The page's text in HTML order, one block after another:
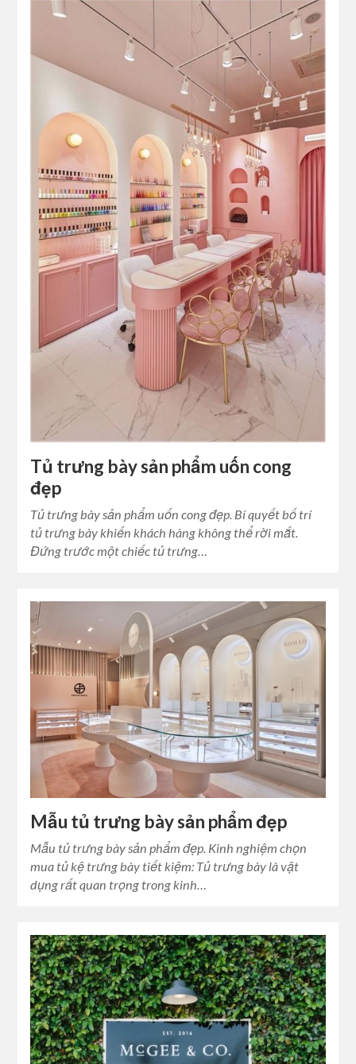
Tủ trưng bày sản phẩm uốn cong
đẹp
Tủ trưng bày sản phẩm uốn cong đẹp. Bí quyết bố trí
tủ trưng bày khiến khách hàng không thể rời mắt.
Đứng trước một chiếc tủ trưng…
Mẫu tủ trưng bày sản phẩm đẹp
Mẫu tủ trưng bày sản phẩm đẹp. Kinh nghiệm chọn
mua tủ kệ trưng bày tiết kiệm: Tủ trưng bày là vật
dụng rất quan trọng trong kinh…